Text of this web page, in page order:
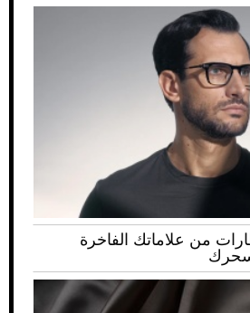
لا تُقاوم: 5 نظارات من علاماتك الفاخرة
سحرك